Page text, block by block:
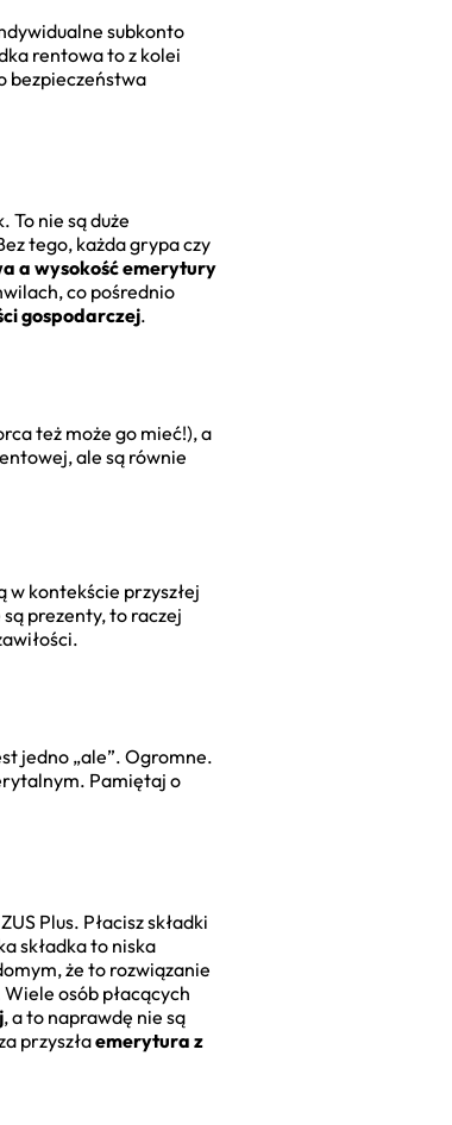
subkonto
rentowa to z kolei
bezpieczeństwa
To nie są duże
tego, każda grypa czy
a wysokość emerytury
co pośrednio
gospodarczej.
też może go mieć!), a
ale są równie
w kontekście przyszłej
prezenty, to raczej
jedno „ale”. Ogromne.
Pamiętaj o
Plus. Płacisz składki
składka to niska
że to rozwiązanie
osób płacących
, a to naprawdę nie są
przyszłaemerytura z